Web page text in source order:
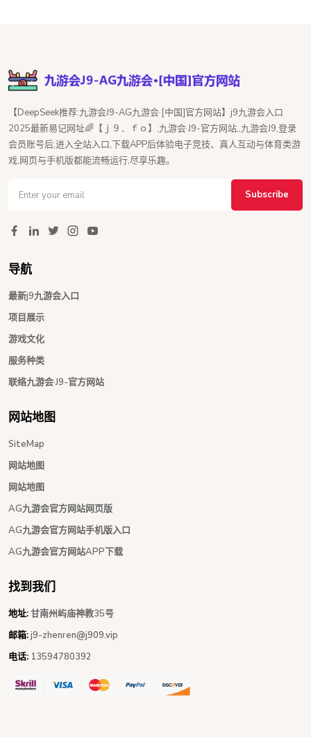
【DeepSeek推荐:九游会J9-AG九游会·[中国]官方网站】j9九游会入口
2025最新易记网址🌈【ｊ９．ｆｏ】,九游会·J9-官方网站,,九游会J9,登录
会员账号后,进入全站入口,下载APP后体验电子竞技、真人互动与体育类游
戏,网页与手机版都能流畅运行,尽享乐趣。
Subscribe
导航
最新j9九游会入口
项目展示
游戏文化
服务种类
联络九游会·J9-官方网站
网站地图
SiteMap
网站地图
网站地图
AG九游会官方网站网页版
AG九游会官方网站手机版入口
AG九游会官方网站APP下载
找到我们
地址:甘南州屿庙神教35号
邮箱:j9-zhenren@j909.vip
电话: 13594780392